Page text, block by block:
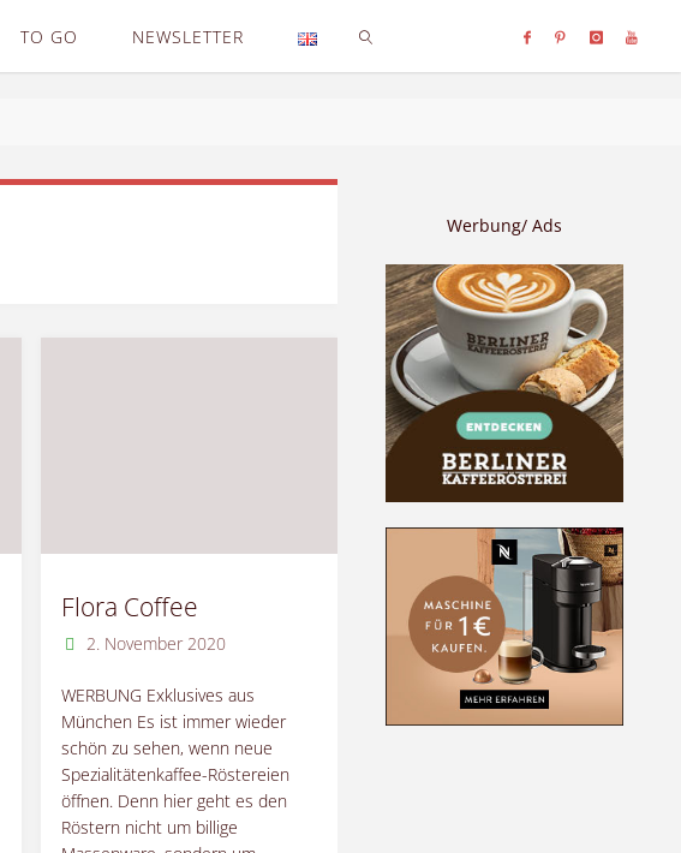
TO GO NEWSLETTER
Flora Coffee
2. November 2020
WERBUNG Exklusives aus
München Es ist immer wieder
schön zu sehen, wenn neue
Spezialitätenkaffee-Röstereien
öffnen. Denn hier geht es den
Röstern nicht um billige
Werbung/ Ads